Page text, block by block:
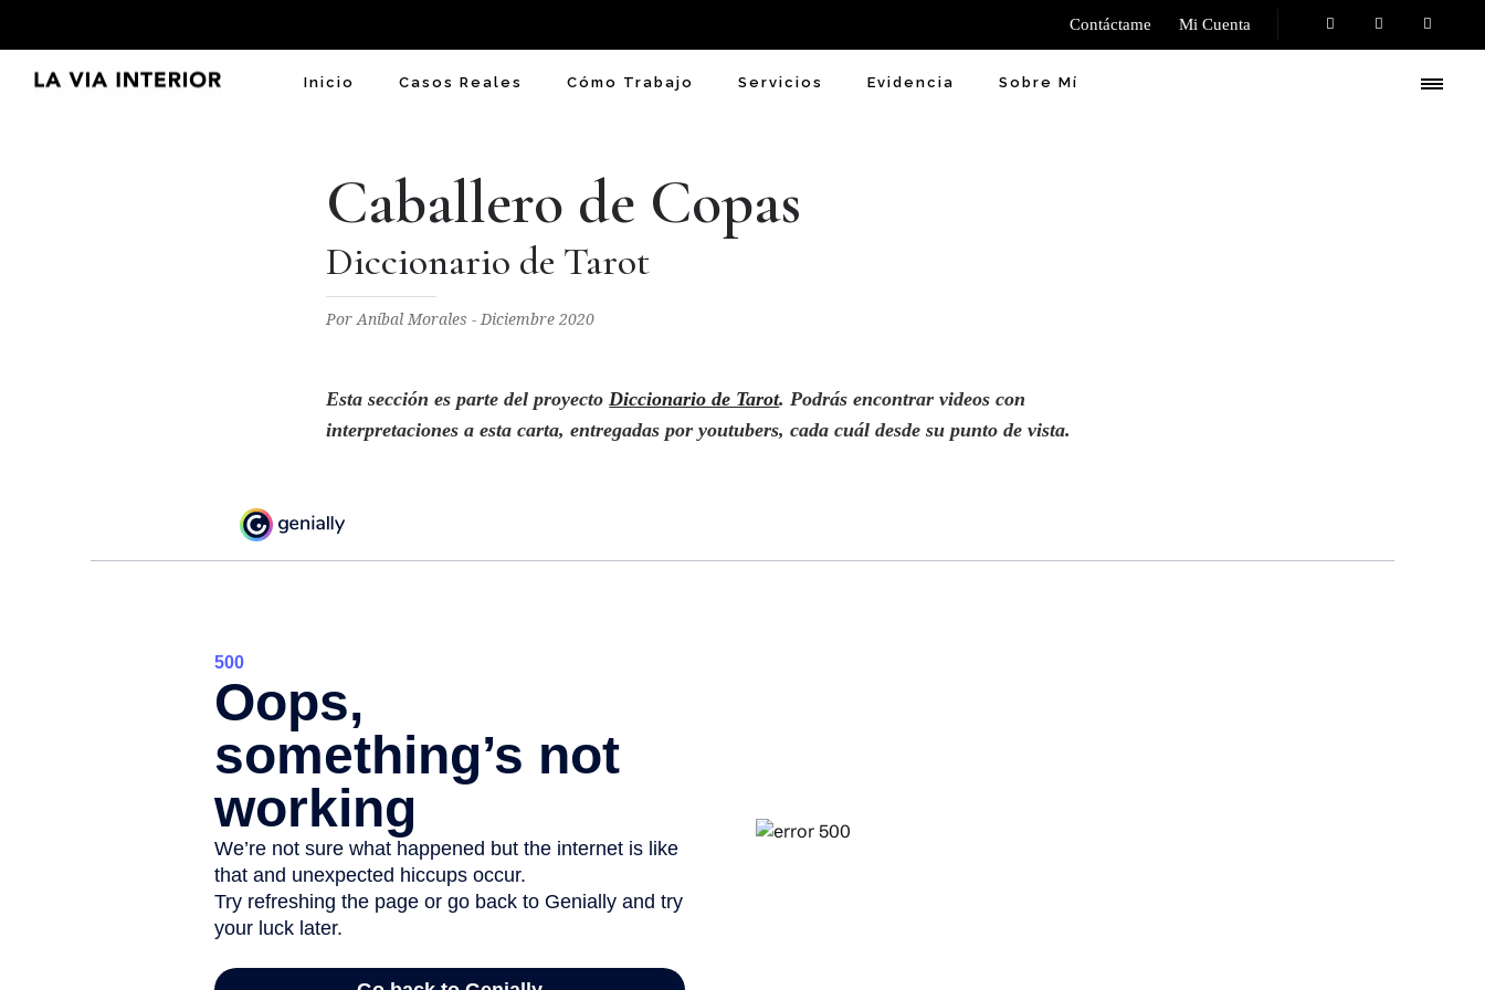
Contáctame Mi Cuenta
Inicio Casos Reales Cómo Trabajo Servicios Evidencia Sobre Mí
Caballero de Copas
Diccionario de Tarot
Por Aníbal Morales - Diciembre 2020
Esta sección es parte del proyectoDiccionario de Tarot. Podrás encontrar videos con
interpretaciones a esta carta, entregadas por youtubers,cada cuál desde su punto de vista.